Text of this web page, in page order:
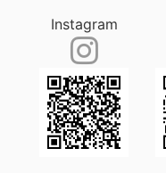
Instagram